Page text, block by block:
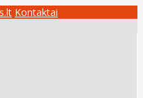
Kontaktai